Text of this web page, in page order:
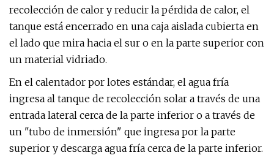
recolección de calor y reducir la pérdida de calor, el
tanque está encerrado en una caja aislada cubierta en
el lado que mira hacia el sur o en la parte superior con
un material vidriado.
En el calentador por lotes estándar, el agua fría
ingresa al tanque de recolección solar a través de una
entrada lateral cerca de la parte inferior o a través de
un "tubo de inmersión" que ingresa por la parte
superior y descarga agua fría cerca de la parte inferior.